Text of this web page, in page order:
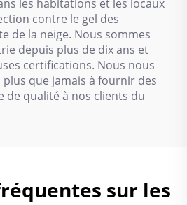
les habitations et les locaux
contre le gel des
de la neige. Nous sommes
depuis plus de dix ans et
certifications. Nous nous
que jamais à fournir des
de qualité à nos clients du
sur les